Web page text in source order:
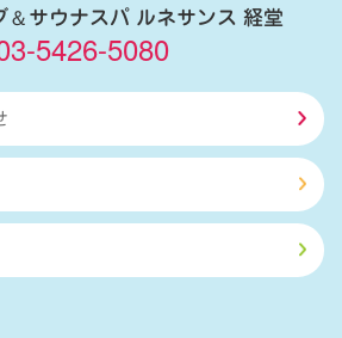
＆サウナスパ ルネサンス 経堂
5426-5080